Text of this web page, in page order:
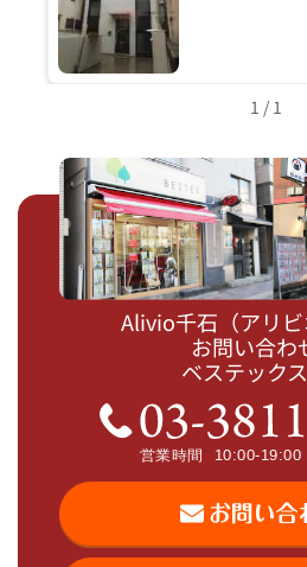
1 / 1
Alivio千石（アリ
お問い合わ
ベステック